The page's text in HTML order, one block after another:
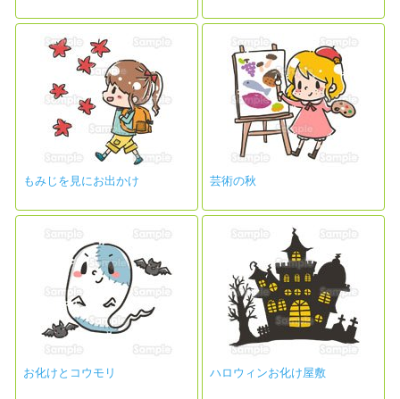
もみじを見にお出かけ 芸術の秋
お化けとコウモリ ハロウィンお化け屋敷